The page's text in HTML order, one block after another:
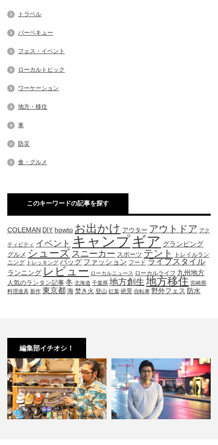
トラベル
バーベキュー
フェス・イベント
ローカルトピック
ワーケーション
地方・移住
車
防災
食・グルメ
このキーワードの記事を探す
COLEMAN DIY howto お出かけ アウター アウトドア アク
ティビティ イベント キャンプギア グランピング
グルメ シューズ スニーカー スポーツ テント
トレイルラン
ニング トレッキング バッグ ファッション フード ライフスタイル
ランニング レビュー ローカルニュース ローカルライフ 九州地方
人気のランタン記事 冬 北海道 千葉県 地方創生 地方移住 宮崎県
料理道具 新作 東京都 海 焚き火 登山 紅葉 絶景 自転車 野外フェス 防水
編集部イチオシ！